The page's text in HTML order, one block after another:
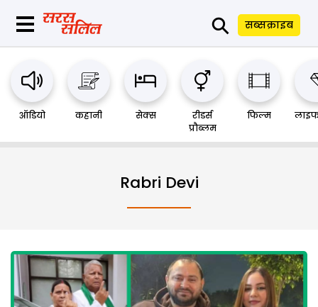
⚲ सब्सक्राइब
ऑडियो कहानी सेक्स
रीडर्स
प्रौब्लम
फिल्म
Rabri Devi